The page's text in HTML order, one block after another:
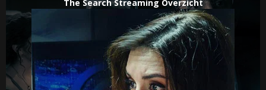
The Search Streaming Overzicht